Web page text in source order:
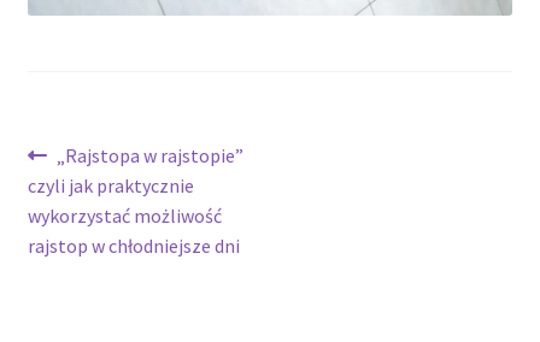
Nawigacja
wpisu
Poprzedni
wpis:
„Rajstopa w rajstopie”
czyli jak praktycznie
wykorzystać możliwość
rajstop w chłodniejsze dni